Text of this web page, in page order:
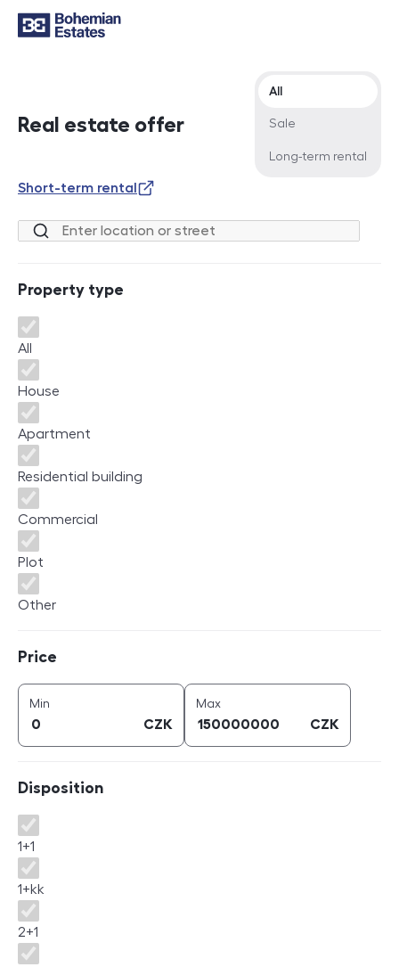
Real estate offer
Offer type
All
Sale
Long-term rental
Short-term rental
Location or street
Property type
Property type
All
House
Apartment
Residential building
Commercial
Plot
Other
Price
Min
CZK
Maxprice (
CZK
Disposition
Disposition
1+1
1+kk
2+1